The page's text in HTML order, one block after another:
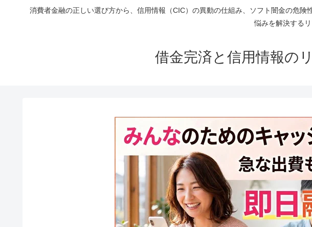
消費者金融の正しい選び方から、信用情報（CIC）の異動の仕組み、ソフト闇金の危
悩みを解決する
借金完済と信用情報の